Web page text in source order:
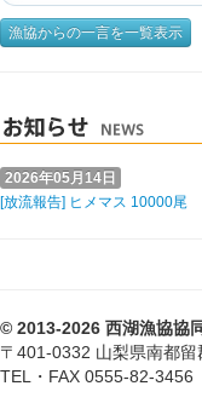
漁協からの一言を一覧表示
2026年05月14日
[放流報告] ヒメマス 10000尾
© 2013-2026 西湖漁協協
〒401-0332 山梨県南都
TEL・FAX 0555-82-3456